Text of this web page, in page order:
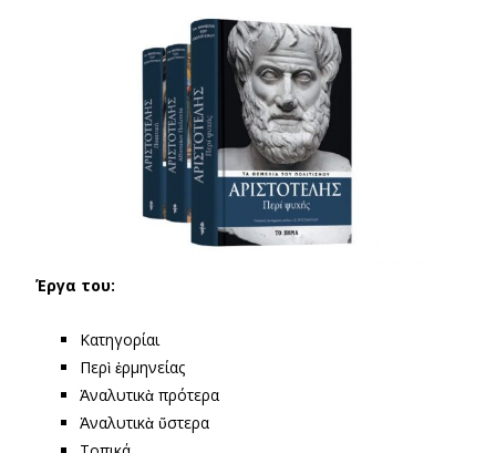
Έργα του:
Κατηγορίαι
Περὶ ἑρμηνείας
Ἀναλυτικὰ πρότερα
Ἀναλυτικὰ ὕστερα